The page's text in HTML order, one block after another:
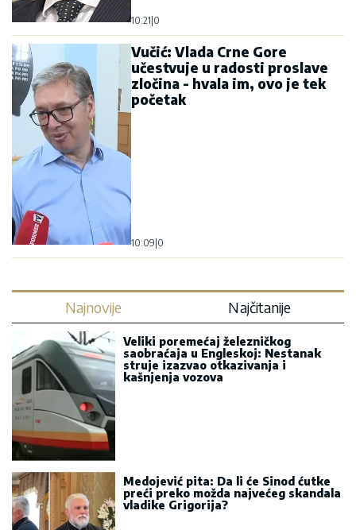
10:21|0
Vučić: Vlada Crne Gore
učestvuje u radosti proslave
zločina - hvala im, ovo je tek
početak
10:09|0
Najnovije Najčitanije
Veliki poremećaj železničkog
saobraćaja u Engleskoj: Nestanak
struje izazvao otkazivanja i
kašnjenja vozova
Medojević pita: Da li će Sinod ćutke
preći preko možda najvećeg skandala
vladike Grigorija?